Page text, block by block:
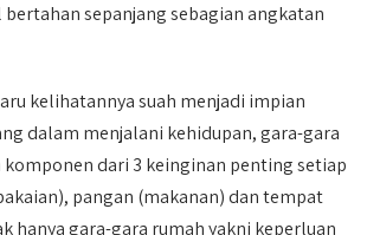
bertahan sepanjang sebagian angkatan
kelihatannya suah menjadi impian
dalam menjalani kehidupan, gara-gara
dari 3 keinginan penting setiap
pangan (makanan) dan tempat
hanya gara-gara rumah yakni keperluan